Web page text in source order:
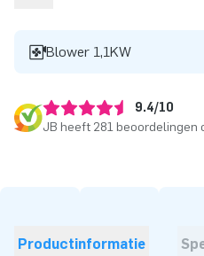
Blower 1,1KW
9.4/10
JB heeft 281 beoordelingen
Productinformatie